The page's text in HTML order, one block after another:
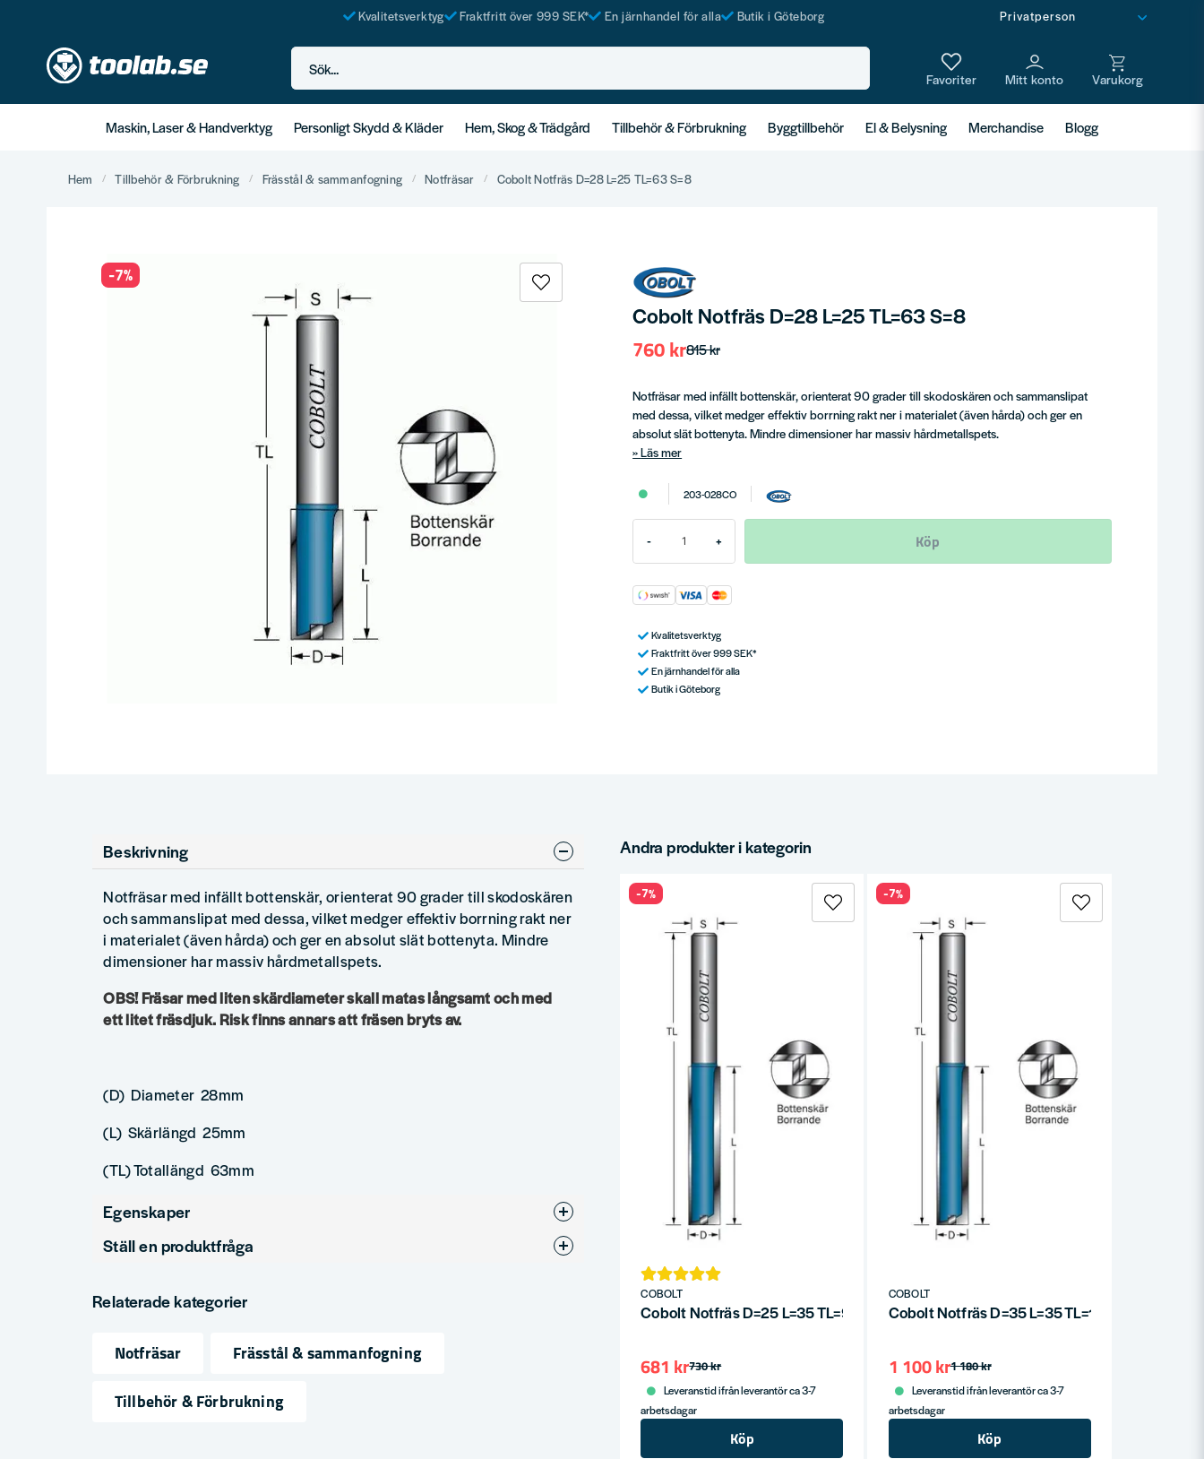
Kvalitetsverktyg Fraktfritt över 999 SEK* En järnhandel för alla Butik i Göteborg
Sök...
Maskin, Laser & Handverktyg Personligt Skydd & Kläder Hem, Skog & Trädgård Tillbehör & Förbrukning Byggtillbehör El & Belysning Merchandise Blogg
Hem Tillbehör & Förbrukning Frässtål & sammanfogning Notfräsar Cobolt Notfräs D=28 L=25 TL=63 S=8
-7%
Cobolt Notfräs D=28 L=25 TL=63 S=8
815 kr
760 kr
Notfräsar med infällt bottenskär, orienterat 90 grader till skodoskären och sammanslipat
med dessa, vilket medger effektiv borrning rakt ner i materialet (även hårda) och ger en
absolut slät bottenyta. Mindre dimensioner har massiv hårdmetallspets.
Läs mer
203-028CO
- + Köp
Kvalitetsverktyg
Fraktfritt över 999 SEK*
En järnhandel för alla
Butik i Göteborg
Beskrivning
Notfräsar med infällt bottenskär, orienterat 90 grader till skodoskären
och sammanslipat med dessa, vilket medger effektiv borrning rakt ner
i materialet (även hårda) och ger en absolut slät bottenyta. Mindre
dimensioner har massiv hårdmetallspets.
OBS! Fräsar med liten skärdiameter skall matas långsamt och med
ett litet fräsdjuk. Risk finns annars att fräsen bryts av.
(D) Diameter 28mm
(L) Skärlängd 25mm
(TL) Totallängd 63mm
Egenskaper
Produkttyp
Ställ en produktfråga
Fråga oss något om denna produkten...
Relaterade kategorier
Notfräsar
Frässtål & sammanfogning
Tillbehör & Förbrukning
Andra produkter i kategorin
COBOLT
Cobolt Notfräs D=25 L=35 TL=90
730 kr
681 kr
Leveranstid ifrån leverantör ca 3-7
arbetsdagar
Köp
-7%
COBOLT
Cobolt Notfräs D=35 L=35 TL=100
1 180 kr
1 100 kr
Leveranstid ifrån leverantör ca 3-7
arbetsdagar
Köp
-7%